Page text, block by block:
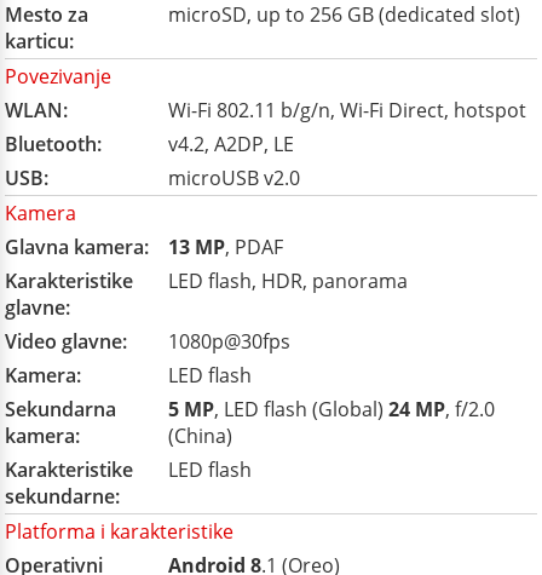
Mesto za
karticu:
microSD, up to 256 GB (dedicated slot)
Povezivanje
WLAN:
Wi-Fi 802.11 b/g/n, Wi-Fi Direct, hotspot
Bluetooth:
v4.2, A2DP, LE
USB:
microUSB v2.0
Kamera
Glavna kamera:
13 MP, PDAF
Karakteristike
glavne:
LED flash, HDR, panorama
Video glavne:
1080p@30fps
Kamera:
LED flash
Sekundarna
kamera:
5 MP, LED flash (Global) 24 MP, f/2.0
(China)
Karakteristike
sekundarne:
LED flash
Platforma i karakteristike
Operativni
Android 8.1 (Oreo)